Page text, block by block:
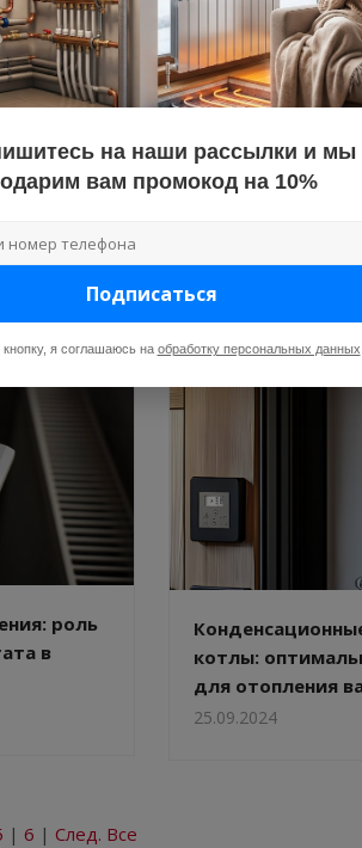
Парапетные
особенности и
роль
в
котлы:
для отопления
25.09.2024
| 6 | След. Все
на наши рассылки и мы
вам промокод на 10%
Подписаться
я соглашаюсь на обработку персональных данных